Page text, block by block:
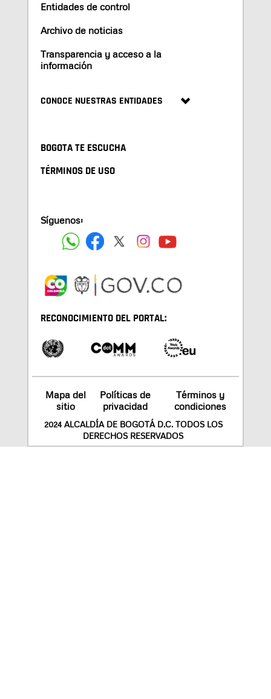
Entidades de control
Archivo de noticias
Transparencia y acceso a la
información
CONOCE NUESTRAS ENTIDADES
BOGOTA TE ESCUCHA
TÉRMINOS DE USO
Síguenos:
RECONOCIMIENTO DEL PORTAL:
Mapa del
sitio
Políticas de
privacidad
Términos y
condiciones
2024 ALCALDÍA DE BOGOTÁ D.C. TODOS LOS
DERECHOS RESERVADOS